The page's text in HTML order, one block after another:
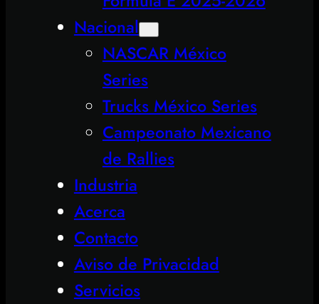
Nacional
NASCAR México
Series
Trucks México Series
Campeonato Mexicano
de Rallies
Industria
Acerca
Contacto
Aviso de Privacidad
Servicios